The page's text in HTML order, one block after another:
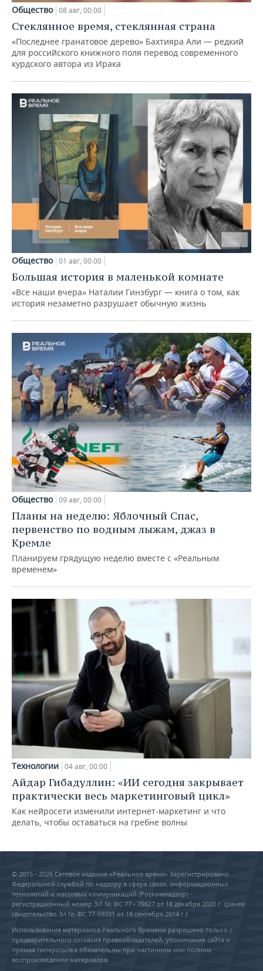
Общество 08 авг, 00:00
Стеклянное время, стеклянная страна
«Последнее гранатовое дерево» Бахтияра Али — редкий
для российского книжного поля перевод современного
курдского автора из Ирака
Общество 01 авг, 00:00
Большая история в маленькой комнате
«Все наши вчера» Наталии Гинзбург — книга о том, как
история незаметно разрушает обычную жизнь
Общество 09 авг, 00:00
Планы на неделю: Яблочный Спас,
первенство по водным лыжам, джаз в
Кремле
Планируем грядущую неделю вместе с «Реальным
временем»
Технологии 04 авг, 00:00
Айдар Гибадуллин: «ИИ сегодня закрывает
практически весь маркетинговый цикл»
Как нейросети изменили интернет-маркетинг и что
делать, чтобы оставаться на гребне волны
© 2015 - 2026 Сетевое издание «Реальное время» Зарегистрировано
Федеральной службой по надзору в сфере связи, информационных
технологий и массовых коммуникаций (Роскомнадзор) –
регистрационный номер ЭЛ № ФС 77 - 79627 от 18 декабря 2020 г. (ранее
свидетельство Эл № ФС 77-59331 от 18 сентября 2014 г.)
Использование материалов Реального Времени разрешено только с
предварительного согласия правообладателей, упоминание сайта и
прямая гиперссылка обязательны при частичном или полном
воспроизведении материалов.